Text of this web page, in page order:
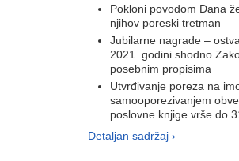
Pokloni povodom Dana
njihov poreski tretman
Jubilarne nagrade –
2021. godini shodno
posebnim propisima
Utvrđivanje poreza na
samooporezivanjem
poslovne knjige vrše do
Detaljan sadržaj ›